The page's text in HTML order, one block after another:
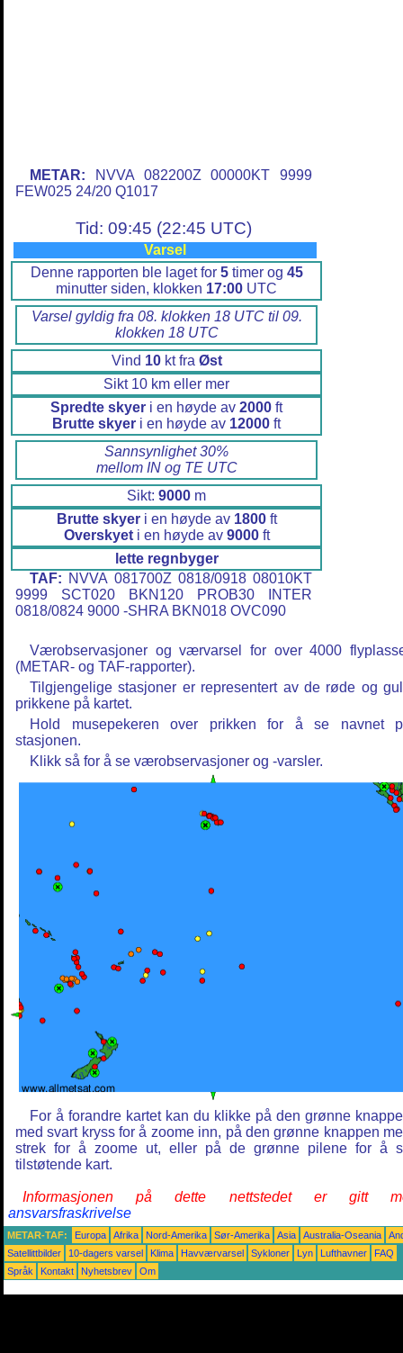
METAR: NVVA 082200Z 00000KT 9999
FEW025 24/20 Q1017
Tid: 09:45 (22:45 UTC)
Varsel
Denne rapporten ble laget for 5timer og 45
minutter siden, klokken 17:00 UTC
Varsel gyldig fra 08. klokken 18 UTC til 09.
klokken 18 UTC
Vind 10kt fra Øst
Sikt 10 km eller mer
Spredte skyer i en høyde av 2000 ft
Brutte skyer i en høyde av 12000 ft
Sannsynlighet 30%
mellom IN og TE UTC
Sikt: 9000 m
Brutte skyeri en høyde av 1800ft
Overskyeti en høyde av 9000ft
lette regnbyger
TAF: NVVA 081700Z 0818/0918 08010KT
9999 SCT020 BKN120 PROB30 INTER
0818/0824 9000 -SHRA BKN018 OVC090
Værobservasjoner og værvarsel for over 4000
(METAR- og TAF-rapporter).
Tilgjengelige stasjoner er representert av de røde og
prikkene på kartet.
Hold musepekeren over prikken for å se navnet
stasjonen.
Klikk så for å se værobservasjoner og -varsler.
For å forandre kartet kan du klikke på den grønne
med svart kryss for å zoome inn, på den grønne knappen
strek for å zoome ut, eller på de grønne pilene for å
tilstøtende kart.
Informasjonen på dette nettstedet er gitt
ansvarsfraskrivelse
METAR-TAF: Europa Afrika Nord-Amerika Sør-Amerika Asia Australia-Oseania
Satellittbilder
10-dagers varsel Klima Havværvarsel Sykloner Lyn Lufthavner
FAQ
Språk
Kontakt Nyhetsbrev Om